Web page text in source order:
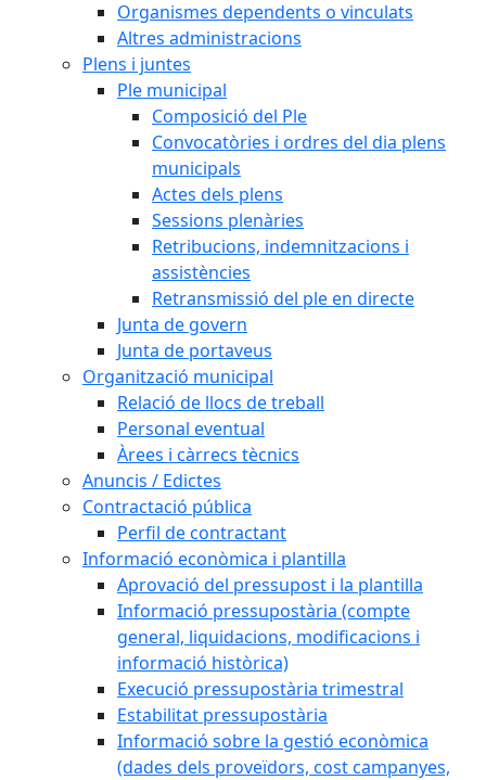
Organismes dependents o vinculats
Altres administracions
Plens i juntes
Ple municipal
Composició del Ple
Convocatòries i ordres del dia plens
municipals
Actes dels plens
Sessions plenàries
Retribucions, indemnitzacions i
assistències
Retransmissió del ple en directe
Junta de govern
Junta de portaveus
Organització municipal
Relació de llocs de treball
Personal eventual
Àrees i càrrecs tècnics
Anuncis / Edictes
Contractació pública
Perfil de contractant
Informació econòmica i plantilla
Aprovació del pressupost i la plantilla
Informació pressupostària (compte
general, liquidacions, modificacions i
informació històrica)
Execució pressupostària trimestral
Estabilitat pressupostària
Informació sobre la gestió econòmica
(dades dels proveïdors, cost campanyes,